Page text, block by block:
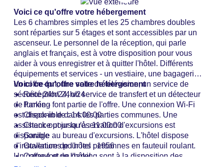
Voici ce qu'offre votre hébergement
Les 6 chambres simples et les 25 chambres doubles
sont réparties sur 5 étages et sont accessibles par un
ascenseur. Le personnel de la réception, qui parle
anglais et français, est à votre disposition pour vous
aider à vous enregistrer et à quitter l'hôtel. Différents
équipements et services - un vestiaire, une bagagerie,
un coffre-fort, une salle de télévision, un service de
sécurité 24h/24, un service de transfert et un détecteur
de fumée - font partie de l'offre. Une connexion Wi-Fi
est disponible dans les parties communes. Une
assistance pour la réservation d'excursions est
disponible au bureau d'excursions. L'hôtel dispose
d'installations pour les personnes en fauteuil roulant.
Un garage et un parking sont à la disposition des
Voici ce qu'offre votre hébergement
Réception 24h/24
Parking
Check-in de : 14:00:00
Check-out jusqu'à : 11:00:00
Garage
Ouverture de l'hôtel : 1956
Coffre-fort de l'hôtel